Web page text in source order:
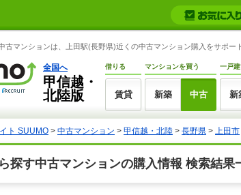
古マンションは、上田駅(長野県)近くの中古マンション購入をサポー
全国へ
甲信越・
北陸版
借りる
賃貸
マンションを買う
新築 中古
一戸
新
ト SUUMO > 中古マンション > 甲信越・北陸 > 長野県 > 上田市
探す中古マンションの購入情報 検索結果